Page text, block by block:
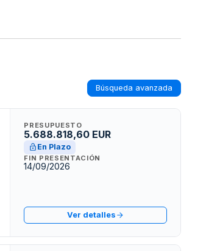
Búsqueda avanzada
PRESUPUESTO
5.688.818,60 EUR
En Plazo
FIN PRESENTACIÓN
14/09/2026
Ver detalles